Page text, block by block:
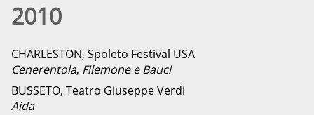
2010
CHARLESTON, Spoleto Festival USA
Cenerentola, Filemone e Bauci
BUSSETO, Teatro Giuseppe Verdi
Aida